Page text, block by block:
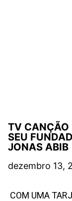
TV CANÇÃO
SEU
JONAS ABIB
dezembro 13,
COM UMA